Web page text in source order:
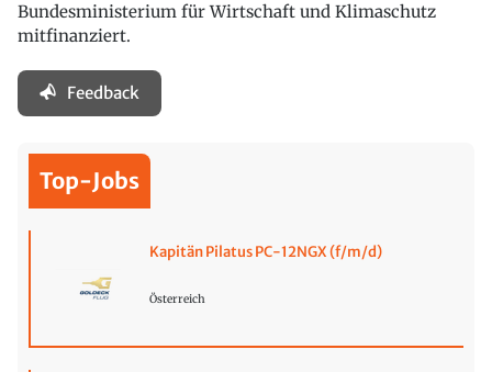
Bundesministerium für Wirtschaft und Klimaschutz
mitfinanziert.
Feedback
Top-Jobs
Kapitän Pilatus PC-12NGX (f/m/d)
Österreich